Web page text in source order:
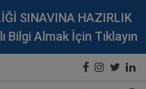
SINAVINA HAZIRLIK
Bilgi Almak İçin Tıklayın